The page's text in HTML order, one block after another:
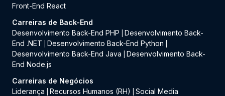
Front-End React
Carreiras de Back-End
Desenvolvimento Back-End PHP
Desenvolvimento Back-
End .NET
Desenvolvimento Back-End Python
Desenvolvimento Back-End Java
Desenvolvimento Back-
End Node.js
Carreiras de Negócios
Liderança
Recursos Humanos (RH)
Social Media